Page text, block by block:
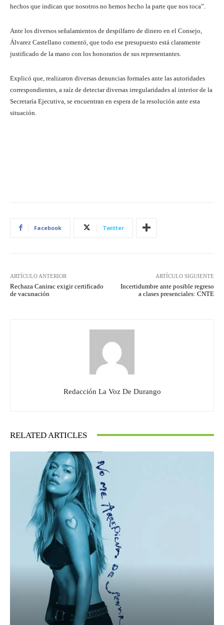
hechos que indican que nosotros no hemos hecho la parte que nos toca”.
Ante los diversos señalamientos de despilfarro de dinero en el Consejo,
Álvarez Castellano comentó, que todo ese presupuesto está claramente
justificado de la mano con los honorarios de sus representantes.
Explicó que, realizaron diversas denuncias formales ante las autoridades
correspondientes, a raíz de detectar diversas irregularidades al interior de la
Secretaría Ejecutiva, se encuentran en espera de la resolución ante esta
situación.
Facebook Twitter
ARTÍCULO ANTERIOR
Rechaza Canirac exigir certificado
de vacunación
ARTÍCULO SIGUIENTE
Incertidumbre ante posible regreso
a clases presenciales: CNTE
Redacción La Voz De Durango
RELATED ARTICLES